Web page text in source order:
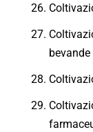
bevande